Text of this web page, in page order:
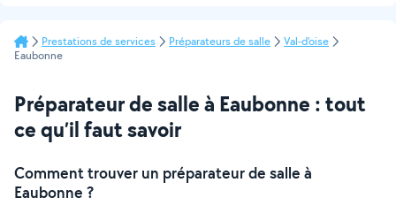
Prestations de services Préparateurs de salle
Val-d'oise
Eaubonne
Préparateur de salle à Eaubonne : tout
ce qu’il faut savoir
Comment trouver un préparateur de salle à
Eaubonne ?